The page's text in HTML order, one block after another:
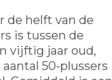
de helft van de
is tussen de
vijftig jaar oud,
50-plussers